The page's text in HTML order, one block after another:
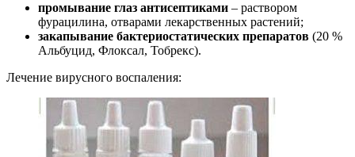
промывание глаз антисептиками – раствором
фурацилина, отварами лекарственных растений;
закапывание бактериостатических препаратов (20 %
Альбуцид, Флоксал, Тобрекс).
Лечение вирусного воспаления: